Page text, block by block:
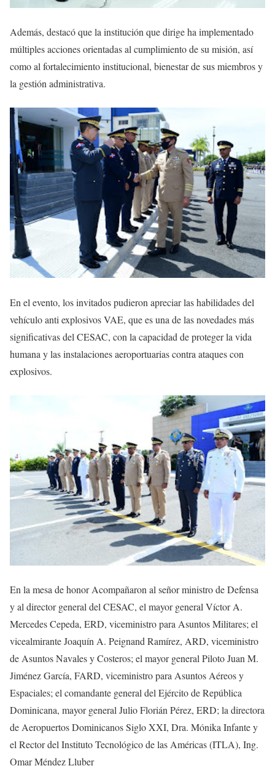
Además, destacó que la institución que dirige ha implementado
múltiples acciones orientadas al cumplimiento de su misión, así
como al fortalecimiento institucional, bienestar de sus miembros y
la gestión administrativa.
En el evento, los invitados pudieron apreciar las habilidades del
vehículo anti explosivos VAE, que es una de las novedades más
significativas del CESAC, con la capacidad de proteger la vida
humana y las instalaciones aeroportuarias contra ataques con
explosivos.
En la mesa de honor Acompañaron al señor ministro de Defensa
y al director general del CESAC, el mayor general Víctor A.
Mercedes Cepeda, ERD, viceministro para Asuntos Militares; el
vicealmirante Joaquín A. Peignand Ramírez, ARD, viceministro
de Asuntos Navales y Costeros; el mayor general Piloto Juan M.
Jiménez García, FARD, viceministro para Asuntos Aéreos y
Espaciales; el comandante general del Ejército de República
Dominicana, mayor general Julio Florián Pérez, ERD; la directora
de Aeropuertos Dominicanos Siglo XXI, Dra. Mónika Infante y
el Rector del Instituto Tecnológico de las Américas (ITLA), Ing.
Omar Méndez Lluber